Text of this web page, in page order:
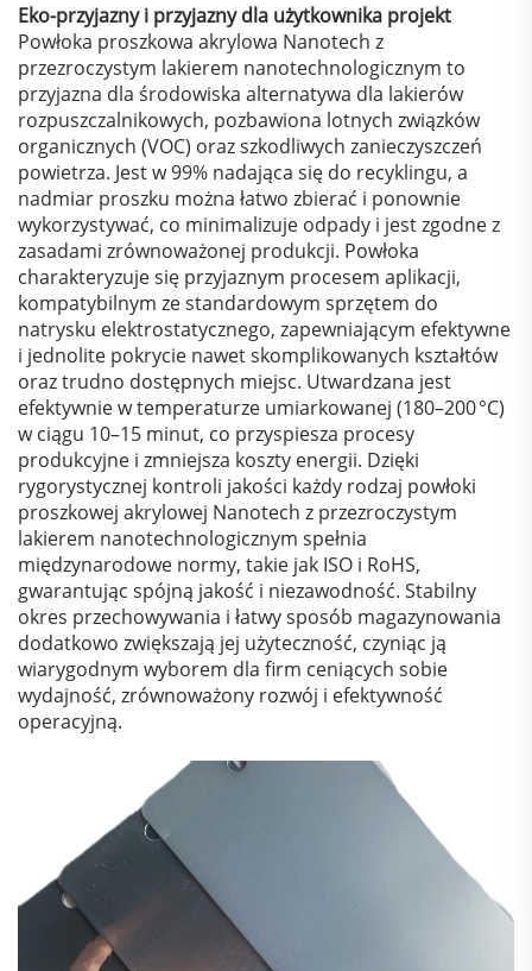
Eko-przyjazny i przyjazny dla użytkownika projekt
Powłoka proszkowa akrylowa Nanotech z
przezroczystym lakierem nanotechnologicznym to
przyjazna dla środowiska alternatywa dla lakierów
rozpuszczalnikowych, pozbawiona lotnych związków
organicznych (VOC) oraz szkodliwych zanieczyszczeń
powietrza. Jest w 99% nadająca się do recyklingu, a
nadmiar proszku można łatwo zbierać i ponownie
wykorzystywać, co minimalizuje odpady i jest zgodne z
zasadami zrównoważonej produkcji. Powłoka
charakteryzuje się przyjaznym procesem aplikacji,
kompatybilnym ze standardowym sprzętem do
natrysku elektrostatycznego, zapewniającym efektywne
i jednolite pokrycie nawet skomplikowanych kształtów
oraz trudno dostępnych miejsc. Utwardzana jest
efektywnie w temperaturze umiarkowanej (180–200 °C)
w ciągu 10–15 minut, co przyspiesza procesy
produkcyjne i zmniejsza koszty energii. Dzięki
rygorystycznej kontroli jakości każdy rodzaj powłoki
proszkowej akrylowej Nanotech z przezroczystym
lakierem nanotechnologicznym spełnia
międzynarodowe normy, takie jak ISO i RoHS,
gwarantując spójną jakość i niezawodność. Stabilny
okres przechowywania i łatwy sposób magazynowania
dodatkowo zwiększają jej użyteczność, czyniąc ją
wiarygodnym wyborem dla firm ceniących sobie
wydajność, zrównoważony rozwój i efektywność
operacyjną.